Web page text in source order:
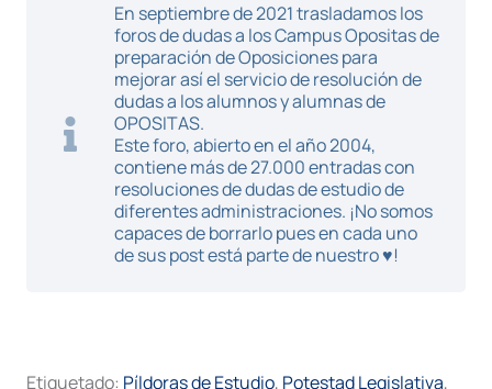
En septiembre de 2021 trasladamos los
foros de dudas a los Campus Opositas de
preparación de Oposiciones para
mejorar así el servicio de resolución de
dudas a los alumnos y alumnas de
OPOSITAS.
Este foro, abierto en el año 2004,
contiene más de 27.000 entradas con
resoluciones de dudas de estudio de
diferentes administraciones. ¡No somos
capaces de borrarlo pues en cada uno
de sus post está parte de nuestro ♥!
Etiquetado: Píldoras de Estudio, Potestad Legislativa,